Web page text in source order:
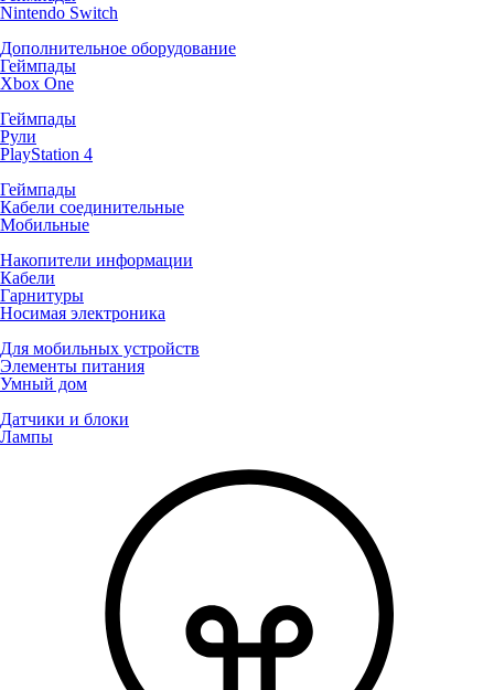
Nintendo Switch
Дополнительное оборудование
Геймпады
Xbox One
Геймпады
Рули
PlayStation 4
Геймпады
Кабели соединительные
Мобильные
Накопители информации
Кабели
Гарнитуры
Носимая электроника
Для мобильных устройств
Элементы питания
Умный дом
Датчики и блоки
Лампы